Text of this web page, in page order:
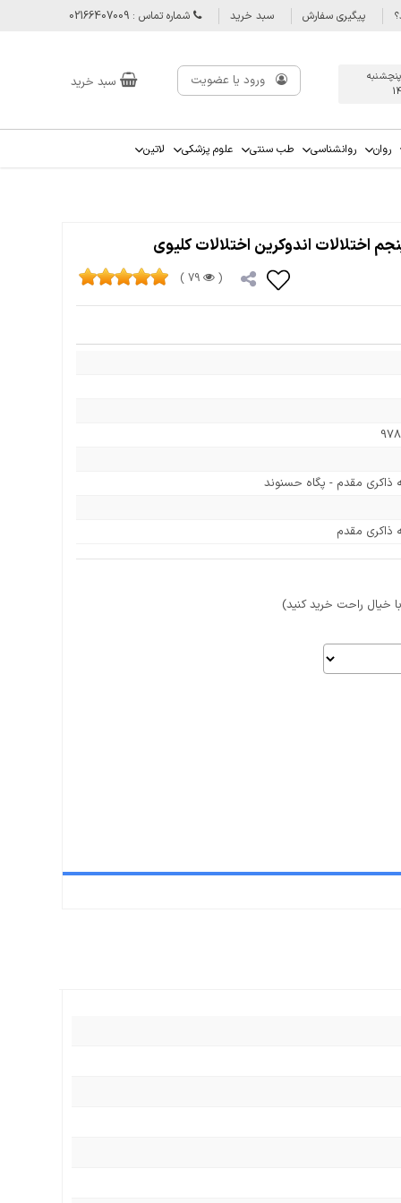
پیگیری سفارش سبد خرید شماره تماس : 02166407009
ورود یا عضویت سبد خرید
روان روانشناسی طب سنتی علوم پزشکی لاتین
(
79 )
ذاکری مقدم - پگاه حسنوند
ذاکری مقدم
خیال راحت خرید کنید)